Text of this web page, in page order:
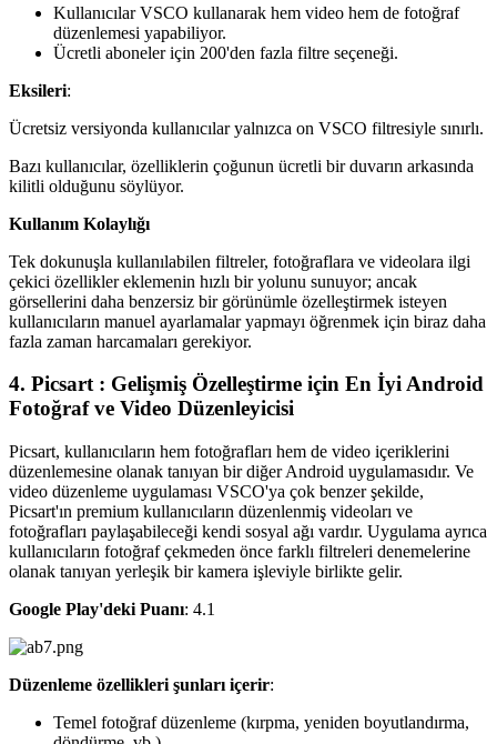
Kullanıcılar VSCO kullanarak hem video hem de fotoğraf
düzenlemesi yapabiliyor.
Ücretli aboneler için 200'den fazla filtre seçeneği.
Eksileri:
Ücretsiz versiyonda kullanıcılar yalnızca on VSCO filtresiyle sınırlı.
Bazı kullanıcılar, özelliklerin çoğunun ücretli bir duvarın arkasında
kilitli olduğunu söylüyor.
Kullanım Kolaylığı
Tek dokunuşla kullanılabilen filtreler, fotoğraflara ve videolara ilgi
çekici özellikler eklemenin hızlı bir yolunu sunuyor; ancak
görsellerini daha benzersiz bir görünümle özelleştirmek isteyen
kullanıcıların manuel ayarlamalar yapmayı öğrenmek için biraz daha
fazla zaman harcamaları gerekiyor.
4. Picsart : Gelişmiş Özelleştirme için En İyi Android
Fotoğraf ve Video Düzenleyicisi‍
Picsart, kullanıcıların hem fotoğrafları hem de video içeriklerini
düzenlemesine olanak tanıyan bir diğer Android uygulamasıdır. Ve
video düzenleme uygulaması VSCO'ya çok benzer şekilde,
Picsart'ın premium kullanıcıların düzenlenmiş videoları ve
fotoğrafları paylaşabileceği kendi sosyal ağı vardır. Uygulama ayrıca
kullanıcıların fotoğraf çekmeden önce farklı filtreleri denemelerine
olanak tanıyan yerleşik bir kamera işleviyle birlikte gelir.
Google Play'deki Puanı: 4.1
Düzenleme özellikleri şunları içerir:
Temel fotoğraf düzenleme (kırpma, yeniden boyutlandırma,